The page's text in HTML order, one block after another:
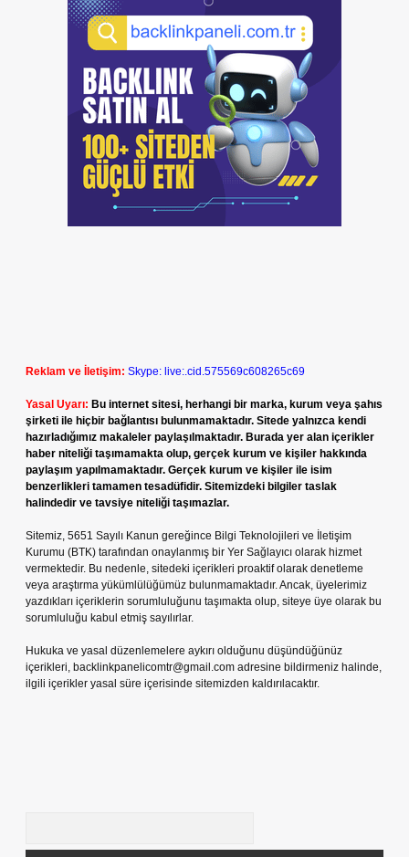
Reklam ve İletişim: Skype: live:.cid.575569c608265c69
Yasal Uyarı: Bu internet sitesi, herhangi bir marka, kurum veya şahıs
şirketi ile hiçbir bağlantısı bulunmamaktadır. Sitede yalnızca kendi
hazırladığımız makaleler paylaşılmaktadır. Burada yer alan içerikler
haber niteliği taşımamakta olup, gerçek kurum ve kişiler hakkında
paylaşım yapılmamaktadır. Gerçek kurum ve kişiler ile isim
benzerlikleri tamamen tesadüfidir. Sitemizdeki bilgiler taslak
halindedir ve tavsiye niteliği taşımazlar.
Sitemiz, 5651 Sayılı Kanun gereğince Bilgi Teknolojileri ve İletişim
Kurumu (BTK) tarafından onaylanmış bir Yer Sağlayıcı olarak hizmet
vermektedir. Bu nedenle, sitedeki içerikleri proaktif olarak denetleme
veya araştırma yükümlülüğümüz bulunmamaktadır. Ancak, üyelerimiz
yazdıkları içeriklerin sorumluluğunu taşımakta olup, siteye üye olarak bu
sorumluluğu kabul etmiş sayılırlar.
Hukuka ve yasal düzenlemelere aykırı olduğunu düşündüğünüz
içerikleri, backlinkpanelicomtr@gmail.com adresine bildirmeniz halinde,
ilgili içerikler yasal süre içerisinde sitemizden kaldırılacaktır.